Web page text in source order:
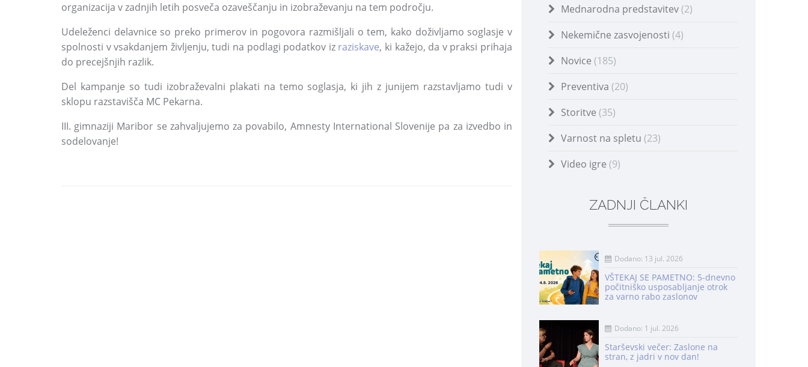
organizacija v zadnjih letih posveča ozaveščanju in izobraževanju na tem področju.
Udeleženci delavnice so preko primerov in pogovora razmišljali o tem, kako doživljamo soglasje v
spolnosti v vsakdanjem življenju, tudi na podlagi podatkov iz raziskave, ki kažejo, da v praksi prihaja
do precejšnjih razlik.
Del kampanje so tudi izobraževalni plakati na temo soglasja, ki jih z junijem razstavljamo tudi v
sklopu razstavišča MC Pekarna.
III. gimnaziji Maribor se zahvaljujemo za povabilo, Amnesty International Slovenije pa za izvedbo in
sodelovanje!
Mednarodna predstavitev (2)
Nekemične zasvojenosti (4)
Novice (185)
Preventiva (20)
Storitve (35)
Varnost na spletu (23)
Video igre (9)
ZADNJI ČLANKI
Dodano: 13 jul. 2026
VŠTEKAJ SE PAMETNO: 5-dnevno
počitniško usposabljanje otrok
za varno rabo zaslonov
Dodano: 1 jul. 2026
Starševski večer: Zaslone na
stran, z jadri v nov dan!